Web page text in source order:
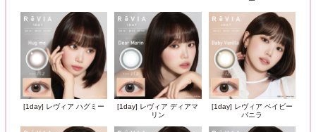
[1day] レヴィア ハグミー
[1day] レヴィア ディアマ
リン
[1day] レヴィア ベイビー
バニラ